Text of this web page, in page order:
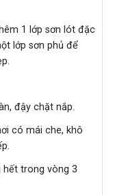
1 lớp sơn lót đặc
lớp sơn phủ để
đậy chặt nắp.
có mái che, khô
hết trong vòng 3